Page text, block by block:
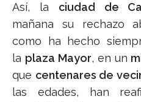
Así, la ciudad de
mañana su rechazo
como ha hecho
la plaza Mayor, en un
que centenares de
las edades, han